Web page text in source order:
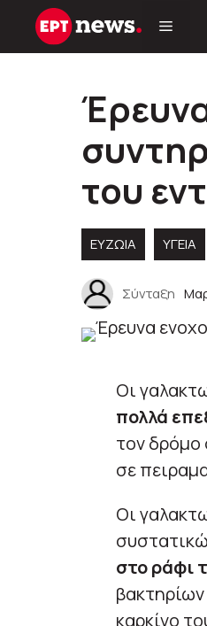
Μετάβαση
του
ΕΥΖΩΙΑ ΥΓΕΊΑ
Σύνταξη
Οι
πολλά
τον δρόμο
σε
Οι
στο ράφι
καρκίνο